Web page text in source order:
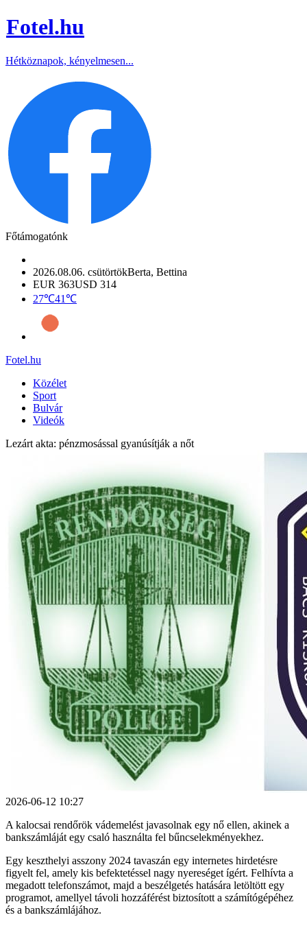
Fotel.hu
Hétköznapok, kényelmesen...
Főtámogatónk
2026.08.06. csütörtökBerta, Bettina
EUR 363USD 314
27℃41℃
Fotel.hu
Közélet
Sport
Bulvár
Videók
Lezárt akta: pénzmosással gyanúsítják a nőt
2026-06-12 10:27
A kalocsai rendőrök vádemelést javasolnak egy nő ellen, akinek a
bankszámláját egy csaló használta fel bűncselekményekhez.
Egy keszthelyi asszony 2024 tavaszán egy internetes hirdetésre
figyelt fel, amely kis befektetéssel nagy nyereséget ígért. Felhívta a
megadott telefonszámot, majd a beszélgetés hatására letöltött egy
programot, amellyel távoli hozzáférést biztosított a számítógépéhez
és a bankszámlájához.